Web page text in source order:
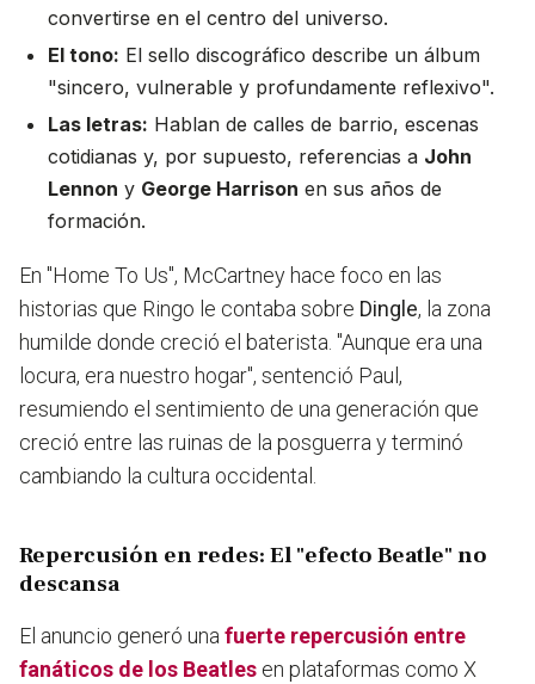
convertirse en el centro del universo.
El tono: El sello discográfico describe un álbum
"sincero, vulnerable y profundamente reflexivo".
Las letras: Hablan de calles de barrio, escenas
cotidianas y, por supuesto, referencias a John
Lennon y George Harrison en sus años de
formación.
En "Home To Us", McCartney hace foco en las
historias que Ringo le contaba sobre Dingle, la zona
humilde donde creció el baterista. "Aunque era una
locura, era nuestro hogar", sentenció Paul,
resumiendo el sentimiento de una generación que
creció entre las ruinas de la posguerra y terminó
cambiando la cultura occidental.
Repercusión en redes: El "efecto Beatle" no
descansa
El anuncio generó una fuerte repercusión entre
fanáticos de los Beatles en plataformas como X